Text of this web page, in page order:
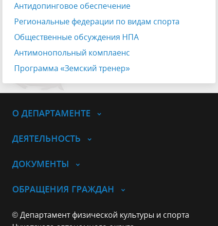
Антидопинговое обеспечение
Региональные федерации по видам спорта
Общественные обсуждения НПА
Антимонопольный комплаенс
Программа «Земский тренер»
О ДЕПАРТАМЕНТЕ
ДЕЯТЕЛЬНОСТЬ
ДОКУМЕНТЫ
ОБРАЩЕНИЯ ГРАЖДАН
© Департамент физической культуры и спорта